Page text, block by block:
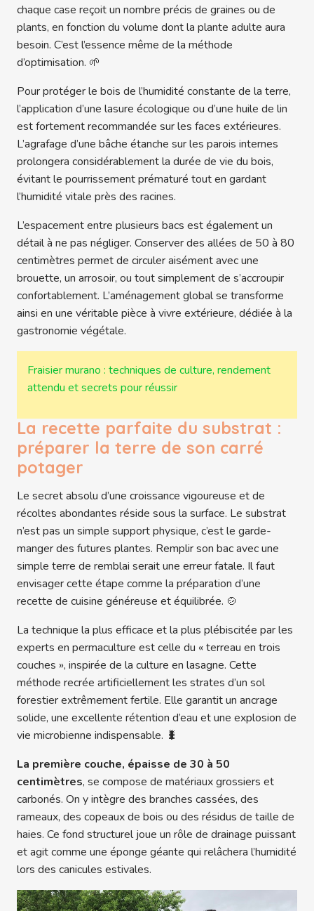
chaque case reçoit un nombre précis de graines ou de
plants, en fonction du volume dont la plante adulte aura
besoin. C’est l’essence même de la méthode
d’optimisation. 🌱
Pour protéger le bois de l’humidité constante de la terre,
l’application d’une lasure écologique ou d’une huile de lin
est fortement recommandée sur les faces extérieures.
L’agrafage d’une bâche étanche sur les parois internes
prolongera considérablement la durée de vie du bois,
évitant le pourrissement prématuré tout en gardant
l’humidité vitale près des racines.
L’espacement entre plusieurs bacs est également un
détail à ne pas négliger. Conserver des allées de 50 à 80
centimètres permet de circuler aisément avec une
brouette, un arrosoir, ou tout simplement de s’accroupir
confortablement. L’aménagement global se transforme
ainsi en une véritable pièce à vivre extérieure, dédiée à la
gastronomie végétale.
Fraisier murano : techniques de culture, rendement
attendu et secrets pour réussir
La recette parfaite du substrat :
préparer la terre de son carré
potager
Le secret absolu d’une croissance vigoureuse et de
récoltes abondantes réside sous la surface. Le substrat
n’est pas un simple support physique, c’est le garde-
manger des futures plantes. Remplir son bac avec une
simple terre de remblai serait une erreur fatale. Il faut
envisager cette étape comme la préparation d’une
recette de cuisine généreuse et équilibrée. 🍲
La technique la plus efficace et la plus plébiscitée par les
experts en permaculture est celle du « terreau en trois
couches », inspirée de la culture en lasagne. Cette
méthode recrée artificiellement les strates d’un sol
forestier extrêmement fertile. Elle garantit un ancrage
solide, une excellente rétention d’eau et une explosion de
vie microbienne indispensable. 🐛
La première couche, épaisse de 30 à 50
centimètres, se compose de matériaux grossiers et
carbonés. On y intègre des branches cassées, des
rameaux, des copeaux de bois ou des résidus de taille de
haies. Ce fond structurel joue un rôle de drainage puissant
et agit comme une éponge géante qui relâchera l’humidité
lors des canicules estivales.